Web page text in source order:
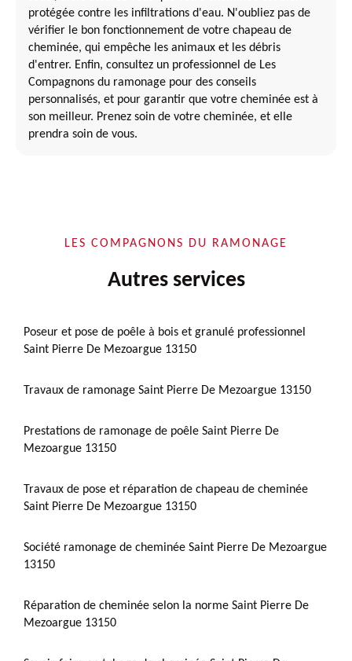
protégée contre les infiltrations d'eau. N'oubliez pas de
vérifier le bon fonctionnement de votre chapeau de
cheminée, qui empêche les animaux et les débris
d'entrer. Enfin, consultez un professionnel de Les
Compagnons du ramonage pour des conseils
personnalisés, et pour garantir que votre cheminée est à
son meilleur. Prenez soin de votre cheminée, et elle
prendra soin de vous.
LES COMPAGNONS DU RAMONAGE
Autres services
Poseur et pose de poêle à bois et granulé professionnel
Saint Pierre De Mezoargue 13150
Travaux de ramonage Saint Pierre De Mezoargue 13150
Prestations de ramonage de poêle Saint Pierre De
Mezoargue 13150
Travaux de pose et réparation de chapeau de cheminée
Saint Pierre De Mezoargue 13150
Société ramonage de cheminée Saint Pierre De Mezoargue
13150
Réparation de cheminée selon la norme Saint Pierre De
Mezoargue 13150